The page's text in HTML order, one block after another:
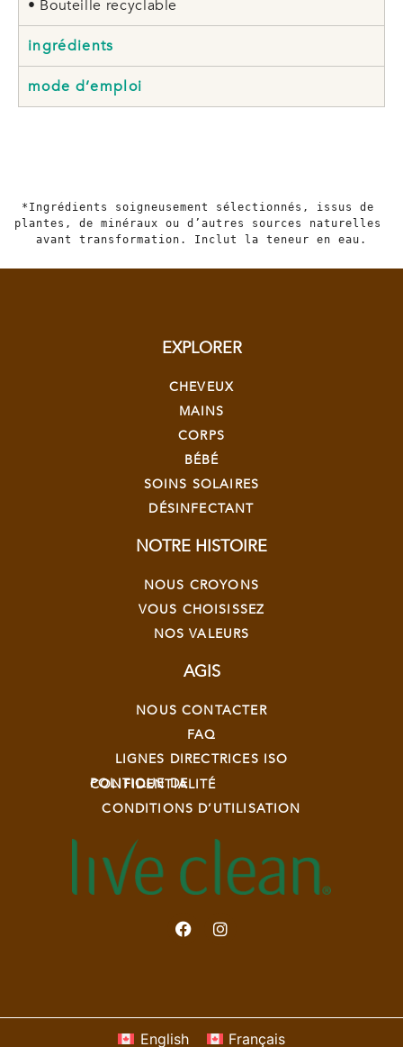
• Bouteille recyclable
ingrédients
mode d’emploi
*Ingrédients soigneusement sélectionnés, issus de
plantes, de minéraux ou d’autres sources naturelles
avant transformation. Inclut la teneur en eau.
EXPLORER
CHEVEUX
MAINS
CORPS
BÉBÉ
SOINS SOLAIRES
DÉSINFECTANT
NOTRE HISTOIRE
NOUS CROYONS
VOUS CHOISISSEZ
NOS VALEURS
AGIS
NOUS CONTACTER
FAQ
LIGNES DIRECTRICES ISO
POLITIQUE DE CONFIDENTIALITÉ
CONDITIONS D’UTILISATION
English Français